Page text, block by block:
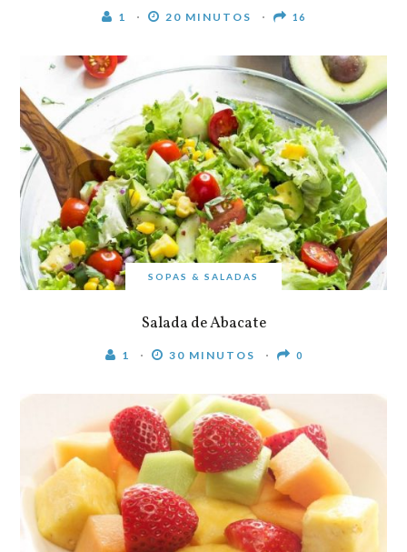
1 20 MINUTOS 16
SOPAS & SALADAS
Salada de Abacate
1 30 MINUTOS 0